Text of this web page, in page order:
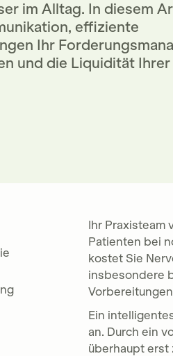
im Alltag. In diesem
effiziente
Ihr
und die Liquidität Ihrer
Ihr Praxisteam
Patienten bei
kostet Sie
insbesondere
Ein
an. Durch ein
überhaupt erst